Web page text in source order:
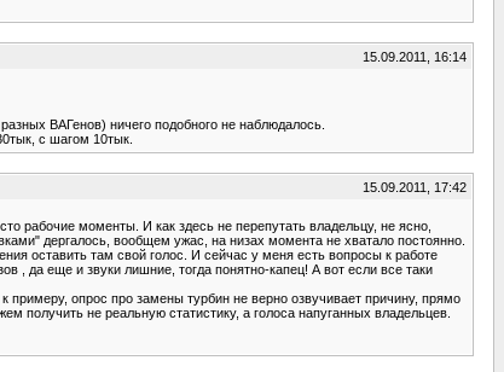
15.09.2011, 16:14
ВАГенов) ничего подобного не наблюдалось.
с шагом 10тык.
15.09.2011, 17:42
рабочие моменты. И как здесь не перепутать владельцу, не ясно,
дергалось, вообщем ужас, на низах момента не хватало постоянно.
оставить там свой голос. И сейчас у меня есть вопросы к работе
, да еще и звуки лишние, тогда понятно-капец! А вот если все таки
примеру, опрос про замены турбин не верно озвучивает причину, прямо
получить не реальную статистику, а голоса напуганных владельцев.